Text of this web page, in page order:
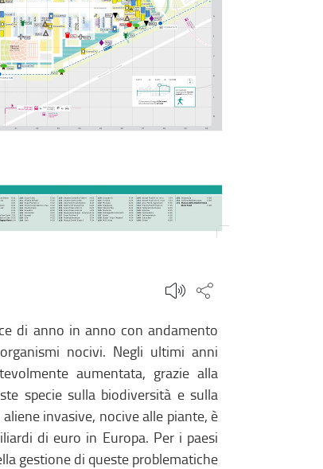
Condividi
di anno in anno con andamento
nocivi. Negli ultimi anni
aumentata, grazie alla
specie sulla biodiversità e sulla
invasive, nocive alle piante, è
di euro in Europa. Per i paesi
gestione di queste problematiche